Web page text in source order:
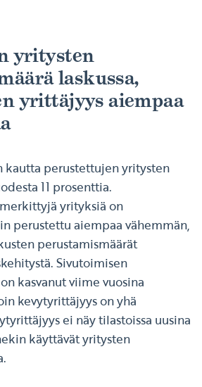
yritysten
laskussa,
yrittäjyys aiempaa
kautta perustettujen yritysten
11 prosenttia.
yrityksiä on
perustettu aiempaa vähemmän,
perustamismäärät
Sivutoimisen
kasvanut viime vuosina
kevytyrittäjyys on yhä
ei näy tilastoissa uusina
käyttävät yritysten